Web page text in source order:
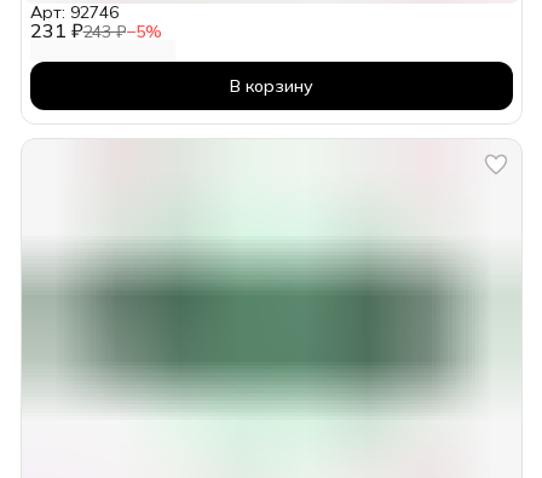
231 ₽243 ₽−5%
Арт: 92746
В корзину